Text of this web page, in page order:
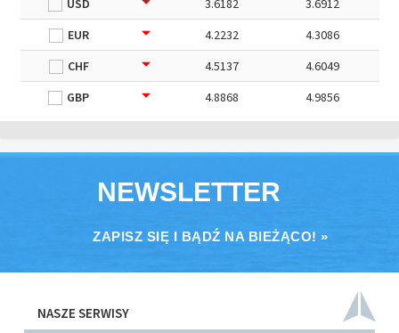
USD
3.6182
3.6912
EUR
4.2232
4.3086
CHF
4.5137
4.6049
GBP
4.8868 4.9856
NEWSLETTER
ZAPISZ SIĘ I BĄDŹ NA BIEŻĄCO! »
NASZE SERWISY